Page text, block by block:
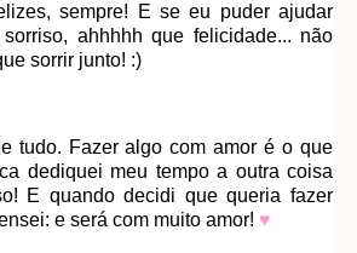
sempre! E se eu puder ajudar
ahhhhh que felicidade... não
sorrir junto! :)
tudo. Fazer algo com amor é o que
dediquei meu tempo a outra coisa
E quando decidi que queria fazer
e será com muito amor! ♥